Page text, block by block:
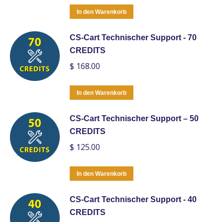
In den Warenkorb
CS-Cart Technischer Support - 70
CREDITS
$ 168.00
In den Warenkorb
CS-Cart Technischer Support – 50
CREDITS
$ 125.00
In den Warenkorb
CS-Cart Technischer Support - 40
CREDITS